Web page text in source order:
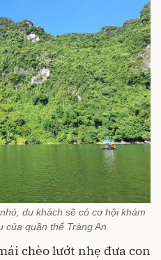
du khách sẽ có cơ hội khám
của quần thể Tràng An
chèo lướt nhẹ đưa con